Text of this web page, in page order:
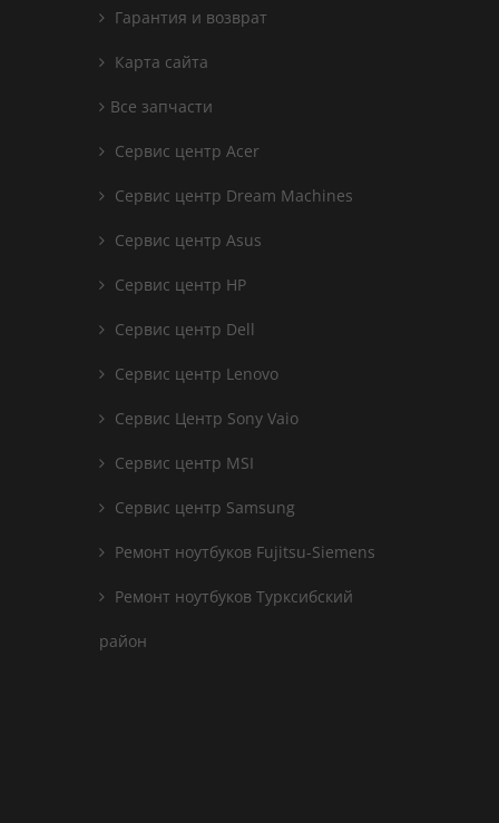
Гарантия и возврат
Карта сайта
Все запчасти
Сервис центр Acer
Сервис центр Dream Machines
Сервис центр Asus
Сервис центр HP
Сервис центр Dell
Сервис центр Lenovo
Сервис Центр Sony Vaio
Сервис центр MSI
Сервис центр Samsung
Ремонт ноутбуков Fujitsu-Siemens
Ремонт ноутбуков Турксибский
район